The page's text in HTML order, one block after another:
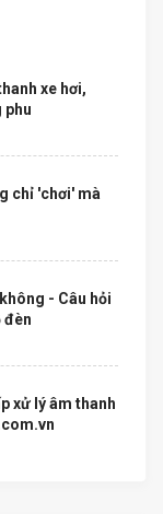
xe hơi,
phu
chỉ 'chơi' mà
- Câu hỏi
đèn
xử lý âm thanh